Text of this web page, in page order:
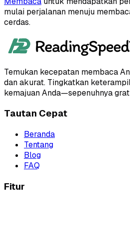
mulai perjalanan menuju
cerdas.
Temukan kecepatan membaca
dan akurat. Tingkatkan
kemajuan Anda—sepenuhnya
Tautan Cepat
Beranda
Tentang
Blog
FAQ
Fitur